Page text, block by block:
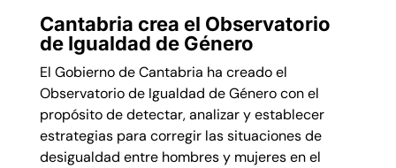
Cantabria crea el Observatorio
de Igualdad de Género
El Gobierno de Cantabria ha creado el
Observatorio de Igualdad de Género con el
propósito de detectar, analizar y establecer
estrategias para corregir las situaciones de
desigualdad entre hombres y mujeres en el